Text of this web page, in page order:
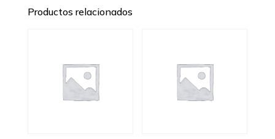
Productos relacionados